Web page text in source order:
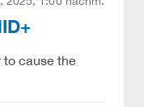
to cause the